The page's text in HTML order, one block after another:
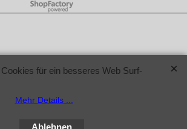
erstellt mit ShopFactory Shop Software.
für ein besseres Web Surf-
Mehr Details ...
Ablehnen